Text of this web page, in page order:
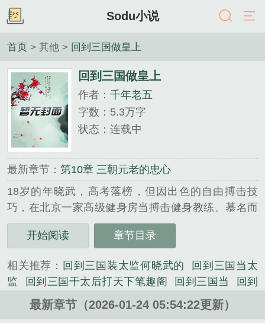
Sodu小说
首页 > 其他 > 回到三国做皇上
回到三国做皇上
作者： 千年老五
字数：5.3万字
状态：连载中
最新章节： 第10章 三朝元老的忠心
18岁的年晓武，高考落榜，但因出色的自由搏击技
巧，在北京一家高级健身房当搏击健身教练。慕名而
来的女学员环绕着这个小鲜肉，而年晓武的眼中只有
一个叫何灵思的少妇。阴差阳错间，年晓武自慰的精
国，却被当成小白脸，要被汉灵帝宠幸。。。而年晓
武却发现灵帝身后凤榻上的女人，像极了何灵思。为
求活命，年晓武兵行险招，随后便开启了一场“装太
开始阅读 章节目录
相关推荐： 回到三国装太监何晓武的
回到三国当太
监
回到三国干太后打天下笔趣阁 回到三国当
回到
三国做皇上 回到三国当太子手游 回到三国当皇上免
费阅读 回到三国装太监年晓武
回到三国当皇上简
最新章节（2026-01-24 05:54:22更新）